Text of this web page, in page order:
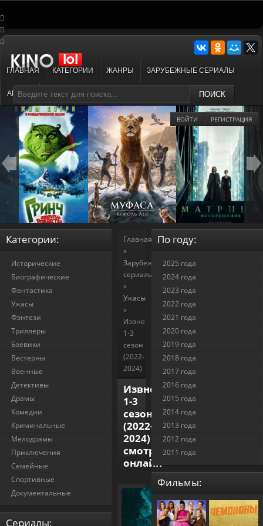
ПОИСК
ВОЙТИ РЕГИСТРАЦИЯ
ГЛАВНАЯ КАТЕГОРИИ ЖАНРЫ ЗАРУБЕЖНЫЕ СЕРИАЛЫ
АНИМЕ МУЛЬТФИЛЬМЫ
Главная
»
Зарубежные
сериалы
»
Ужасы
»
Извне
1-3
сезон
(2022-
2024)
Извне
1-3
сезон
(2022-
2024)
смотреть
онлайн
Категории:
Исторические
Биографические
Фантастика
Ужасы
Фэнтези
Триллеры
Боевики
Вестерны
Военные
Детективы
Драмы
Комедии
Криминальные
Мелодрамы
Приключения
Семейные
Спортивные
Документальные
Cериалы:
По году:
2025 года
2024 года
2023 года
2022 года
2021 года
2020 года
2019 года
2018 года
2017 года
2016 года
2015 года
2014 года
2013 года
2012 года
2011 года
Фильмы: